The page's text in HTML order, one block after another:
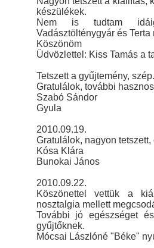
készülékek.
Nem is tudtam
Vadásztölténygyár és Terta
Köszönöm
Üdvözlettel: Kiss Tamás a
Tetszett a gyűjtemény, szép.
Gratulálok, további
Szabó Sándor
Gyula
2010.09.19.
Gratulálok, nagyon
Kósa Klára
Bunokai János
2010.09.22.
Köszönettel vettük a
nosztalgia mellett
További jó egészséget
gyűjtőknek.
Mócsai Lászlóné "Béke"